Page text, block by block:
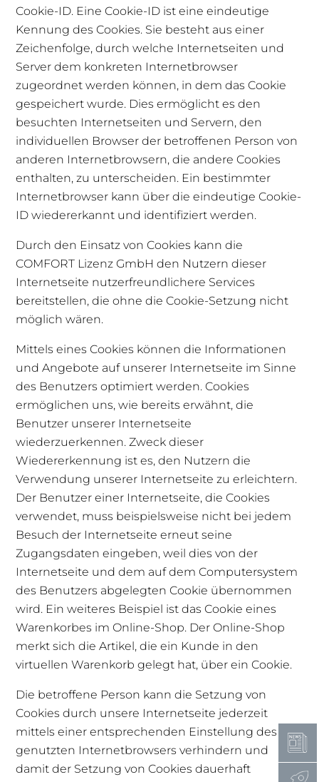
Cookie-ID. Eine Cookie-ID ist eine eindeutige
Kennung des Cookies. Sie besteht aus einer
Zeichenfolge, durch welche Internetseiten und
Server dem konkreten Internetbrowser
zugeordnet werden können, in dem das Cookie
gespeichert wurde. Dies ermöglicht es den
besuchten Internetseiten und Servern, den
individuellen Browser der betroffenen Person von
anderen Internetbrowsern, die andere Cookies
enthalten, zu unterscheiden. Ein bestimmter
Internetbrowser kann über die eindeutige Cookie-
ID wiedererkannt und identifiziert werden.
Durch den Einsatz von Cookies kann die
COMFORT Lizenz GmbH den Nutzern dieser
Internetseite nutzerfreundlichere Services
bereitstellen, die ohne die Cookie-Setzung nicht
möglich wären.
Mittels eines Cookies können die Informationen
und Angebote auf unserer Internetseite im Sinne
des Benutzers optimiert werden. Cookies
ermöglichen uns, wie bereits erwähnt, die
Benutzer unserer Internetseite
wiederzuerkennen. Zweck dieser
Wiedererkennung ist es, den Nutzern die
Verwendung unserer Internetseite zu erleichtern.
Der Benutzer einer Internetseite, die Cookies
verwendet, muss beispielsweise nicht bei jedem
Besuch der Internetseite erneut seine
Zugangsdaten eingeben, weil dies von der
Internetseite und dem auf dem Computersystem
des Benutzers abgelegten Cookie übernommen
wird. Ein weiteres Beispiel ist das Cookie eines
Warenkorbes im Online-Shop. Der Online-Shop
merkt sich die Artikel, die ein Kunde in den
virtuellen Warenkorb gelegt hat, über ein Cookie.
Die betroffene Person kann die Setzung von
Cookies durch unsere Internetseite jederzeit
mittels einer entsprechenden Einstellung des
genutzten Internetbrowsers verhindern und
damit der Setzung von Cookies dauerhaft